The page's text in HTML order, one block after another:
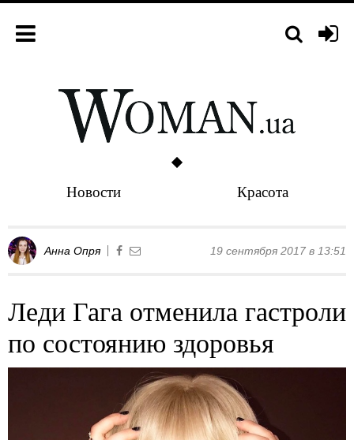
Новости Красота
Анна Опря 19 сентября 2017 в 13:51
Леди Гага отменила гастроли
по состоянию здоровья